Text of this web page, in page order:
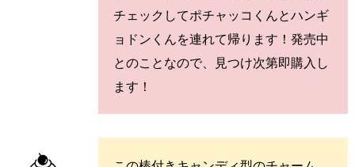
チェックしてポチャッコくんとハンギ
ョドンくんを連れて帰ります！発売中
とのことなので、見つけ次第即購入し
ます！